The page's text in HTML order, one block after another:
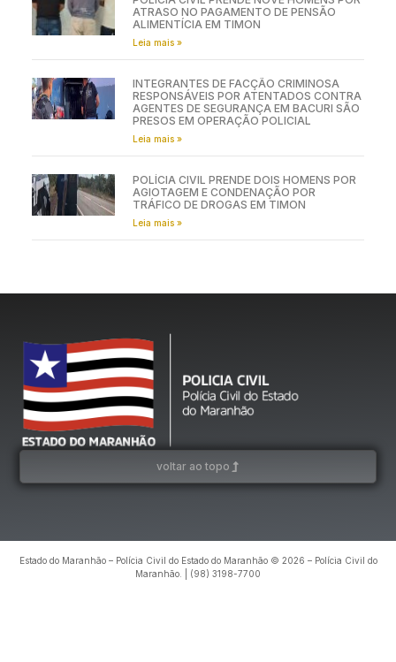
ATRASO NO PAGAMENTO DE PENSÃO
ALIMENTÍCIA EM TIMON
Leia mais »
INTEGRANTES DE FACÇÃO CRIMINOSA
RESPONSÁVEIS POR ATENTADOS CONTRA
AGENTES DE SEGURANÇA EM BACURI SÃO
PRESOS EM OPERAÇÃO POLICIAL
Leia mais »
POLÍCIA CIVIL PRENDE DOIS HOMENS POR
AGIOTAGEM E CONDENAÇÃO POR
TRÁFICO DE DROGAS EM TIMON
Leia mais »
voltar ao topo
Estado do Maranhão – Polícia Civil do Estado do Maranhão © 2026 – Polícia Civil do
Maranhão. | (98) 3198-7700